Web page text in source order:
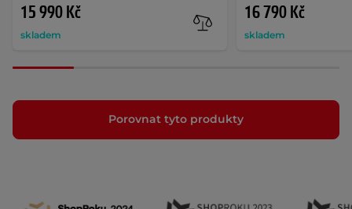
15 990 Kč
skladem
16 790 Kč
skladem
Porovnat tyto produkty